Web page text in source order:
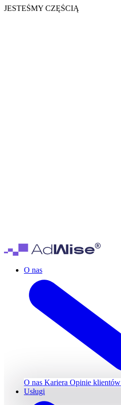
JESTEŚMY CZĘŚCIĄ
O nas
O nas Kariera Opinie klientów
Usługi